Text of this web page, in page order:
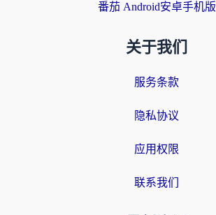
番茄 Android安卓手机版
关于我们
服务条款
隐私协议
应用权限
联系我们